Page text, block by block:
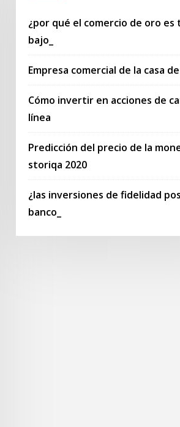
¿por qué el comercio de oro es
bajo_
Empresa comercial de la casa
Cómo invertir en acciones de
línea
Predicción del precio de la
storiqa 2020
¿las inversiones de fidelidad
banco_